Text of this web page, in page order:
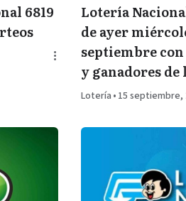
6819
Lotería
de ayer
septiembre
y ganadores de
Lotería • 15 septiembre,